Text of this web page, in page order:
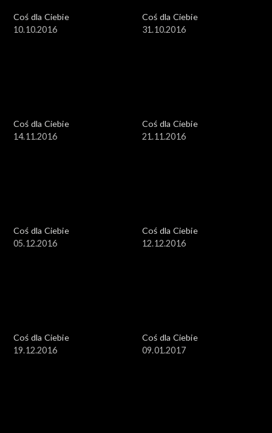
Coś dla Ciebie
10.10.2016
Coś dla Ciebie
31.10.2016
Coś dla Ciebie
14.11.2016
Coś dla Ciebie
21.11.2016
Coś dla Ciebie
05.12.2016
Coś dla Ciebie
12.12.2016
Coś dla Ciebie
19.12.2016
Coś dla Ciebie
09.01.2017